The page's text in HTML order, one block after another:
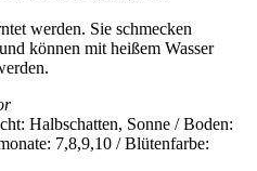
werden. Sie schmecken
können mit heißem Wasser
Halbschatten, Sonne / Boden:
7,8,9,10 / Blütenfarbe: